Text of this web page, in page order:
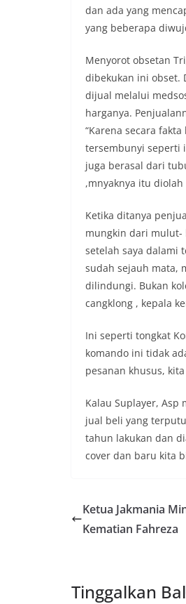
dan ada yang
yang beberapa
Menyorot obsetan
dibekukan ini obset.
dijual melalui
harganya.
“Karena secara
tersembunyi seperti
juga berasal dari
,mnyaknya itu
Ketika ditanya
mungkin dari mulut-
setelah saya dalami
sudah sejauh mata,
dilindungi. Bukan
cangklong , kepala
Ini seperti tongkat
komando ini tidak
pesanan khusus,
Kalau Suplayer,
jual beli yang
tahun lakukan dan
cover dan baru kita
Ketua Jakmania
Kematian Fahreza
Tinggalkan